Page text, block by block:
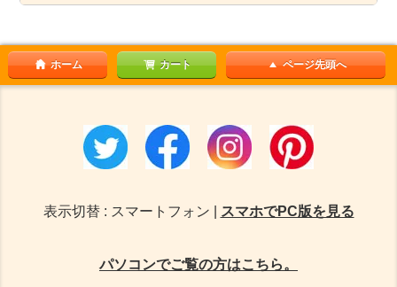
ホーム カート ページ先頭へ
表示切替 : スマートフォン | スマホでPC版を見る
パソコンでご覧の方はこちら。